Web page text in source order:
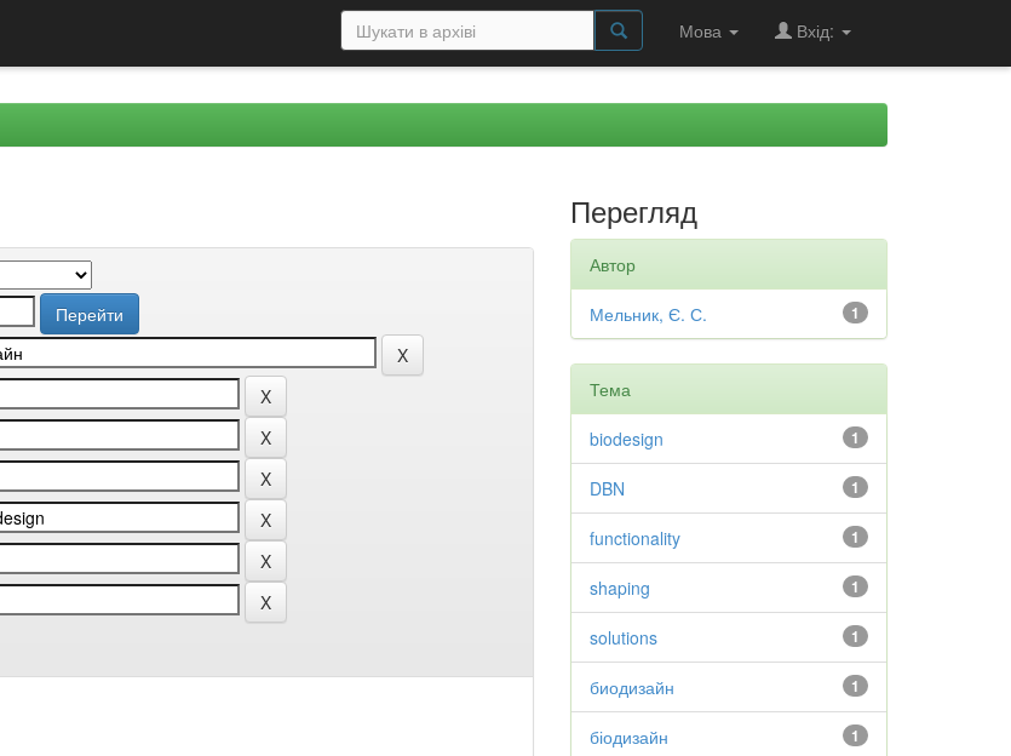
Мова Вхід:
Перегляд
Автор
1
Мельник, Є. С.
Тема
1
biodesign
1
DBN
1
functionality
1
shaping
1
solutions
1
биодизайн
1
біодизайн